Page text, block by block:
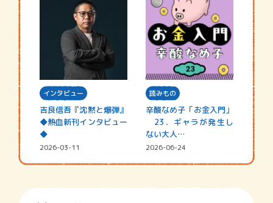
インタビュー
吉良信吾『沈黙と爆弾』
◆熱血新刊インタビュー
◆
2026-03-11
読みもの
辛酸なめ子「お金入門」
23．ギャラが発生し
ない大人…
2026-06-24